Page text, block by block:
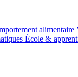
alimentaire
École &